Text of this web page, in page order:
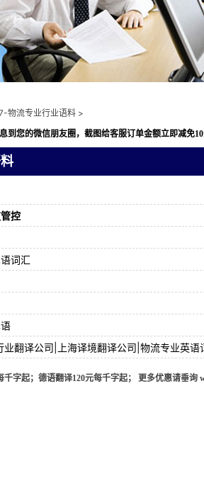
物流专业行业语料 >
到您的微信朋友圈，截图给客服订单金额立即减免
控
词汇
业翻译公司|上海译境翻译公司|物流专业英语
字起；德语翻译120元每千字起； 更多优惠请垂询